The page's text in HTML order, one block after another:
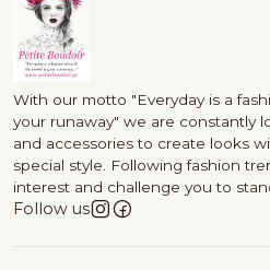
With our motto "Everyday is a
your runaway" we are constantly
and accessories to create looks
special style. Following fashion
interest and challenge you to
Follow us